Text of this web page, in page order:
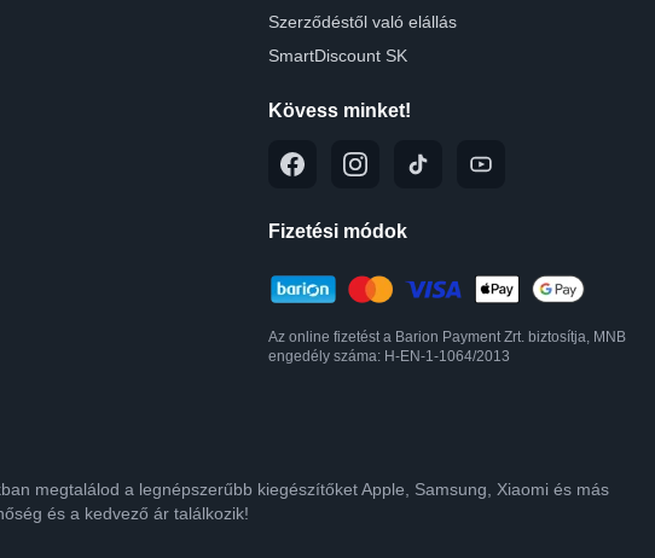
Szerződéstől való elállás
SmartDiscount SK
Kövess minket!
Fizetési módok
Az online fizetést a Barion Payment Zrt. biztosítja, MNB
engedély száma: H-EN-1-1064/2013
megtalálod a legnépszerűbb kiegészítőket Apple, Samsung, Xiaomi és más
és a kedvező ár találkozik!